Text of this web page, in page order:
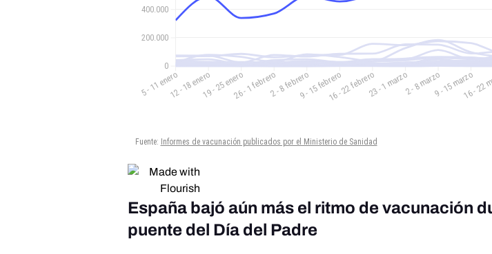
España bajó aún más el ritmo de vacunación
puente del Día del Padre